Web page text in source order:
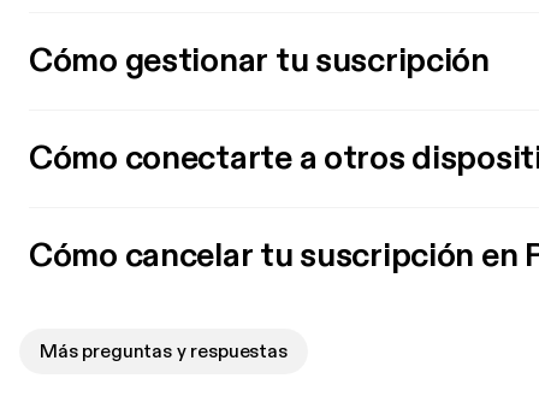
Cómo gestionar tu suscripción
Cómo conectarte a otros
Cómo cancelar tu suscripción en
Más preguntas y respuestas